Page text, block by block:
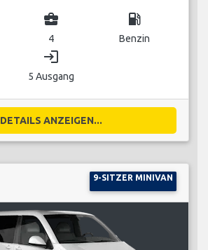
business_center
4
local_gas_station
Benzin
login
5 Ausgang
DETAILS ANZEIGEN...
9-SITZER MINIVAN